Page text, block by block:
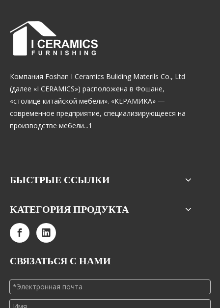
Компания Foshan I Ceramics Buliding Materils Co., Ltd
(далее «I CERAMICS») расположена в Фошане,
«столице китайской мебели». «КЕРАМИКА» —
современное предприятие, специализирующееся на
производстве мебели...1
БЫСТРЫЕ ССЫЛКИ
КАТЕГОРИЯ ПРОДУКТА
СВЯЗАТЬСЯ С НАМИ